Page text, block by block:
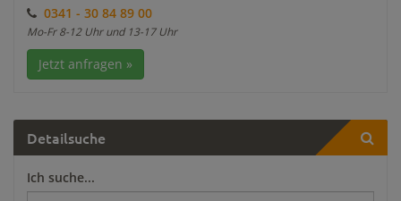
0341 - 30 84 89 00
Mo-Fr 8-12 Uhr und 13-17 Uhr
Jetzt anfragen »
Detailsuche
Ich suche...